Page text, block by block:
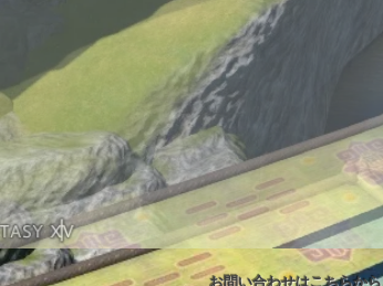
​お問い合わせはこちらから